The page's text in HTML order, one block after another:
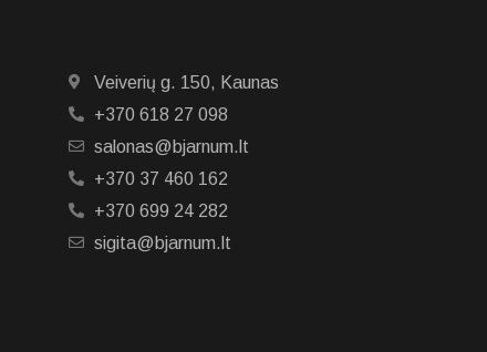
Veiverių g. 150, Kaunas
+370 618 27 098
salonas@bjarnum.lt
+370 37 460 162
+370 699 24 282
sigita@bjarnum.lt